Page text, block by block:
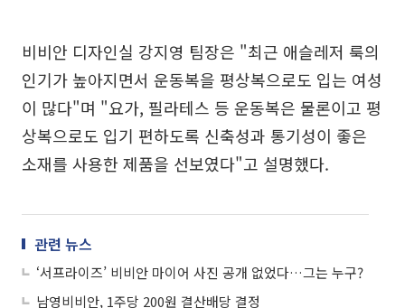
비비안 디자인실 강지영 팀장은 "최근 애슬레저 룩의
인기가 높아지면서 운동복을 평상복으로도 입는 여성
이 많다"며 "요가, 필라테스 등 운동복은 물론이고 평
상복으로도 입기 편하도록 신축성과 통기성이 좋은
소재를 사용한 제품을 선보였다"고 설명했다.
관련 뉴스
‘서프라이즈’ 비비안 마이어 사진 공개 없었다…그는 누구?
남영비비안, 1주당 200원 결산배당 결정